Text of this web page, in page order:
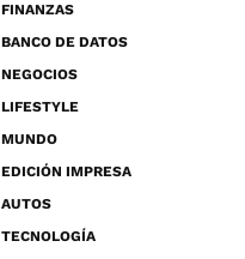
FINANZAS
BANCO DE DATOS
NEGOCIOS
LIFESTYLE
MUNDO
EDICIÓN IMPRESA
AUTOS
TECNOLOGÍA